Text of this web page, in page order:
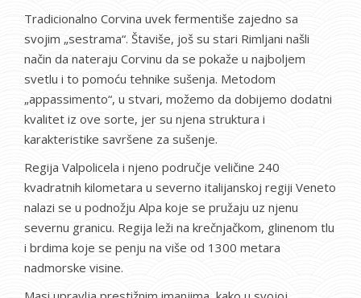
Tradicionalno Corvina uvek fermentiše zajedno sa
svojim „sestrama“. Štaviše, još su stari Rimljani našli
način da nateraju Corvinu da se pokaže u najboljem
svetlu i to pomoću tehnike sušenja. Metodom
„appassimento“, u stvari, možemo da dobijemo dodatni
kvalitet iz ove sorte, jer su njena struktura i
karakteristike savršene za sušenje.
Regija Valpolicela i njeno područje veličine 240
kvadratnih kilometara u severno italijanskoj regiji Veneto
nalazi se u podnožju Alpa koje se pružaju uz njenu
severnu granicu. Regija leži na krečnjačkom, glinenom tlu
i brdima koje se penju na više od 1300 metara
nadmorske visine.